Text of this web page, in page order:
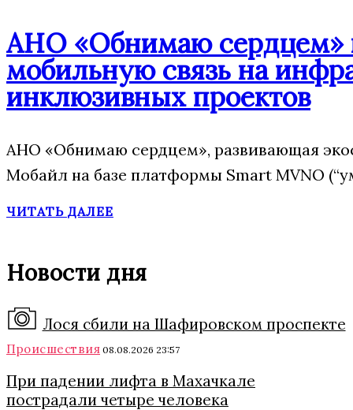
АНО «Обнимаю сердцем»
мобильную связь на
инклюзивных проектов
АНО «Обнимаю сердцем», развивающая
Мобайл на базе платформы Smart MVNO
ЧИТАТЬ ДАЛЕЕ
Новости дня
Лося сбили на Шафировском проспекте
Происшествия 08.08.2026 23:57
При падении лифта в Махачкале
пострадали четыре человека